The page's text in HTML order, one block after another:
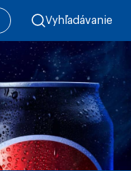
Vyhľadávanie